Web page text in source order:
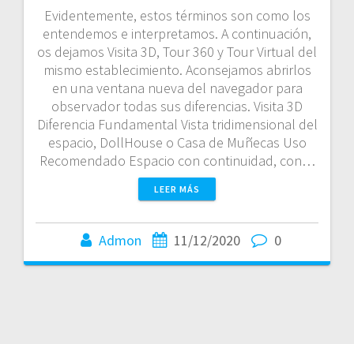
Evidentemente, estos términos son como los
entendemos e interpretamos. A continuación,
os dejamos Visita 3D, Tour 360 y Tour Virtual del
mismo establecimiento. Aconsejamos abrirlos
en una ventana nueva del navegador para
observador todas sus diferencias. Visita 3D
Diferencia Fundamental Vista tridimensional del
espacio, DollHouse o Casa de Muñecas Uso
Recomendado Espacio con continuidad, con…
LEER MÁS
Admon 11/12/2020 0